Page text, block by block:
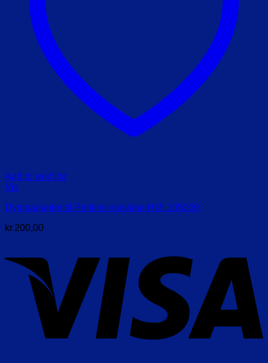
Add to wishlist
Vis
Dymoadapter til Perkins maskine HMI.105069
kr.200,00